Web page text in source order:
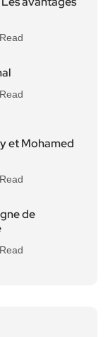
et Mohamed
de